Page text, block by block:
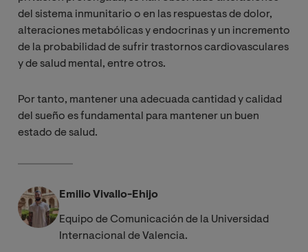
del sistema inmunitario o en las respuestas de dolor,
alteraciones metabólicas y endocrinas y un incremento
de la probabilidad de sufrir trastornos cardiovasculares
y de salud mental, entre otros.
Por tanto, mantener una adecuada cantidad y calidad
del sueño es fundamental para mantener un buen
estado de salud.
Emilio Vivallo-Ehijo
Equipo de Comunicación de la Universidad
Internacional de Valencia.